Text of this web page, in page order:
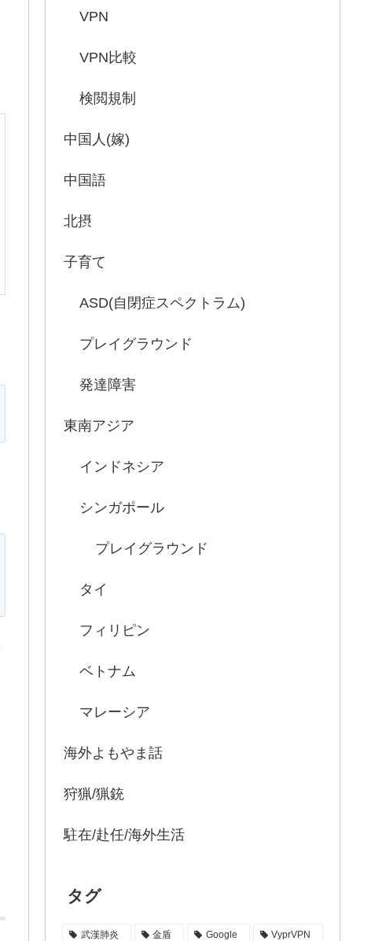
VPN
VPN比較
検閲規制
中国人(嫁)
中国語
北摂
子育て
ASD(自閉症スペクトラム)
プレイグラウンド
発達障害
東南アジア
インドネシア
シンガポール
プレイグラウンド
タイ
フィリピン
ベトナム
マレーシア
海外よもやま話
狩猟/猟銃
駐在/赴任/海外生活
タグ
武漢肺炎 金盾 Google VyprVPN